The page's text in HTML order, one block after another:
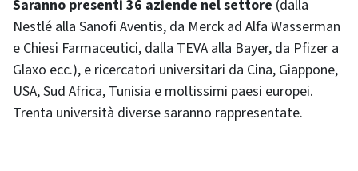
Saranno presenti 36 aziende nel settore (dalla
Nestlé alla Sanofi Aventis, da Merck ad Alfa Wasserman
e Chiesi Farmaceutici, dalla TEVA alla Bayer, da Pfizer a
Glaxo ecc.), e ricercatori universitari da Cina, Giappone,
USA, Sud Africa, Tunisia e moltissimi paesi europei.
Trenta università diverse saranno rappresentate.